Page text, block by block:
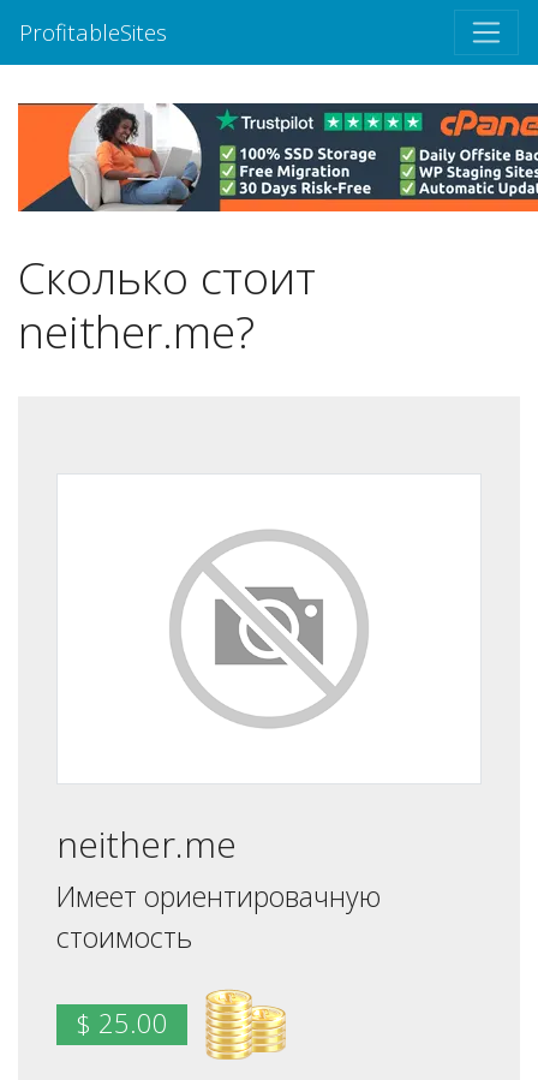
ProfitableSites
Сколько стоит
neither.me?
neither.me
Имеет ориентировачную
стоимость
$ 25.00